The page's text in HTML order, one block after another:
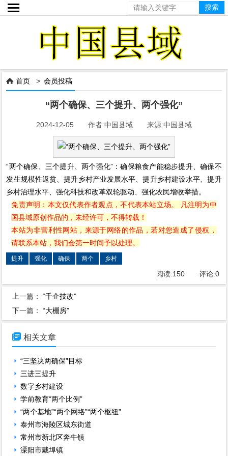

 首页 >会员投稿
“两个确保、三个提升、两个强化”
2024-12-05 作者:中国县域 来源:中国县域
“两个确保、三个提升、两个强化”：确保粮食产能稳步提升、确保不
发生规模性返贫、提升乡村产业发展水平、提升乡村建设水平、提升
乡村治理水平、强化科技和改革双轮驱动、强化农民增收举措。
免责声明：本文仅代表作者观点，不代表本站立场。 凡注明为中
国县域原创作品的，未经许可，不得转载！
本站为非营利性网站，来源于网络的作品，若对您造成了侵权，
请联系本站，我们会第一时间予以处理。
提升 强化 确保 两个 乡村
阅读:150评论:0
上一篇：“千企技改”
下一篇：“大棚房”
 相关文章
“三坚决两确保”目标
三进三提升
数字乡村建设
学前教育“两个比例”
“两个基地”“两个网络”“两个枢纽”
泰州市海陵区城东街道
常州市新北区奔牛镇
溧阳市戴埠镇